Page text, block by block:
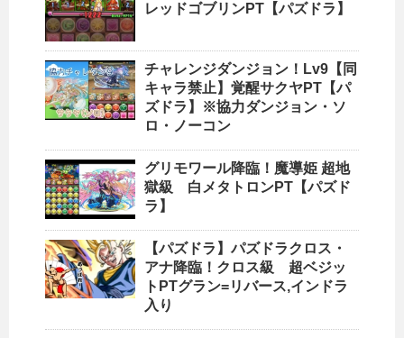
レッドゴブリンPT【パズドラ】
チャレンジダンジョン！Lv9【同
キャラ禁止】覚醒サクヤPT【パ
ズドラ】※協力ダンジョン・ソ
ロ・ノーコン
グリモワール降臨！魔導姫 超地
獄級 白メタトロンPT【パズド
ラ】
【パズドラ】パズドラクロス・
アナ降臨！クロス級 超ベジッ
トPTグラン=リバース,インドラ
入り